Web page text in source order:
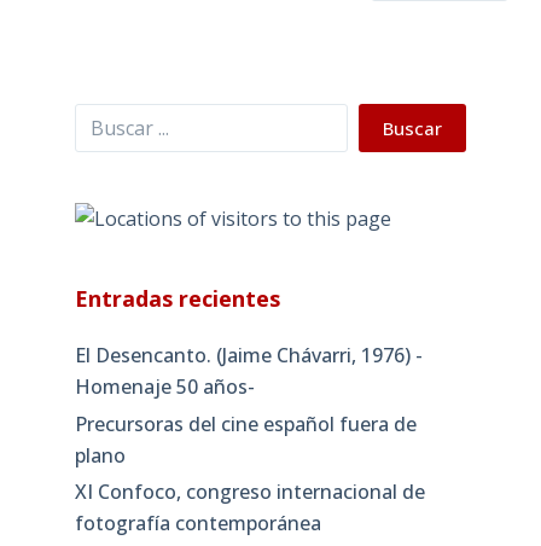
Buscar Buscar
Entradas recientes
El Desencanto. (Jaime Chávarri, 1976) -
Homenaje 50 años-
Precursoras del cine español fuera de
plano
XI Confoco, congreso internacional de
fotografía contemporánea